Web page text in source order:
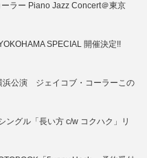
ーラー Piano Jazz Concert＠東京
SPECIAL 開催決定!!
公演 ジェイコブ・コーラーこの
ングル「長い方 c/w コクハク」リ